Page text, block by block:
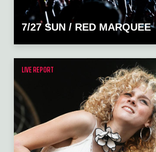
7/27 SUN / RED MARQUEE
LIVE REPORT